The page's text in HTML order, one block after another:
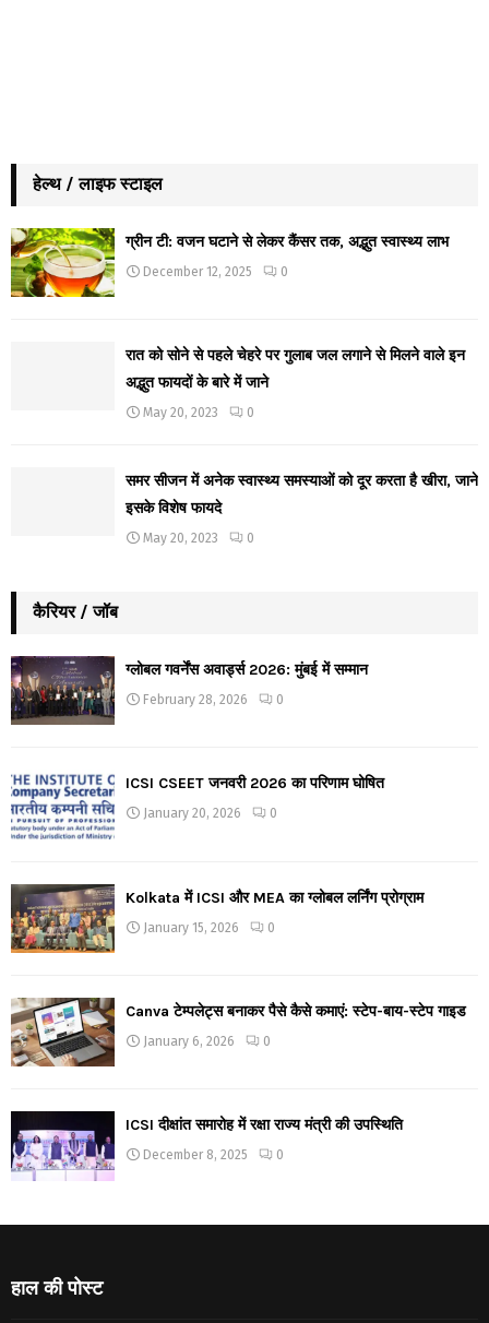
हेल्थ / लाइफ स्टाइल
ग्रीन टी: वजन घटाने से लेकर कैंसर तक, अद्भुत स्वास्थ्य लाभ
December 12, 2025 0
रात को सोने से पहले चेहरे पर गुलाब जल लगाने से मिलने वाले इन
अद्भुत फायदों के बारे में जाने
May 20, 2023 0
समर सीजन में अनेक स्वास्थ्य समस्याओं को दूर करता है खीरा, जाने
इसके विशेष फायदे
May 20, 2023 0
कैरियर / जॉब
ग्लोबल गवर्नेंस अवार्ड्स 2026: मुंबई में सम्मान
February 28, 2026 0
ICSI CSEET जनवरी 2026 का परिणाम घोषित
January 20, 2026 0
Kolkata में ICSI और MEA का ग्लोबल लर्निंग प्रोग्राम
January 15, 2026 0
Canva टेम्पलेट्स बनाकर पैसे कैसे कमाएं: स्टेप-बाय-स्टेप गाइड
January 6, 2026 0
ICSI दीक्षांत समारोह में रक्षा राज्य मंत्री की उपस्थिति
December 8, 2025 0
हाल की पोस्ट